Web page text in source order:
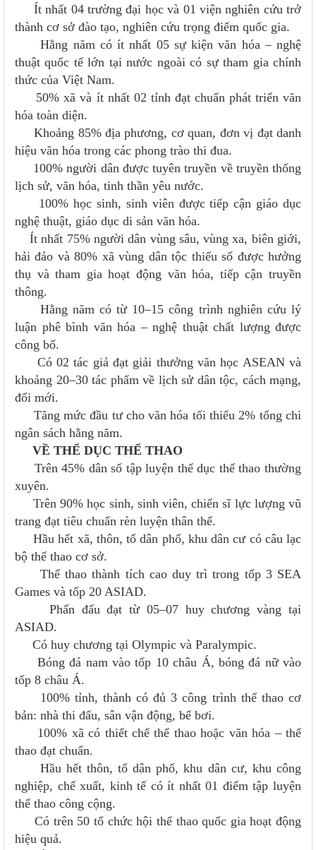
Ít nhất 04 trường đại học và 01 viện nghiên cứu trở
thành cơ sở đào tạo, nghiên cứu trọng điểm quốc gia.
Hằng năm có ít nhất 05 sự kiện văn hóa – nghệ
thuật quốc tế lớn tại nước ngoài có sự tham gia chính
thức của Việt Nam.
50% xã và ít nhất 02 tỉnh đạt chuẩn phát triển văn
hóa toàn diện.
Khoảng 85% địa phương, cơ quan, đơn vị đạt danh
hiệu văn hóa trong các phong trào thi đua.
100% người dân được tuyên truyền về truyền thống
lịch sử, văn hóa, tinh thần yêu nước.
100% học sinh, sinh viên được tiếp cận giáo dục
nghệ thuật, giáo dục di sản văn hóa.
Ít nhất 75% người dân vùng sâu, vùng xa, biên giới,
hải đảo và 80% xã vùng dân tộc thiểu số được hưởng
thụ và tham gia hoạt động văn hóa, tiếp cận truyền
thông.
Hằng năm có từ 10–15 công trình nghiên cứu lý
luận phê bình văn hóa – nghệ thuật chất lượng được
công bố.
Có 02 tác giả đạt giải thưởng văn học ASEAN và
khoảng 20–30 tác phẩm về lịch sử dân tộc, cách mạng,
đổi mới.
Tăng mức đầu tư cho văn hóa tối thiểu 2% tổng chi
ngân sách hằng năm.
VỀ THỂ DỤC THỂ THAO
Trên 45% dân số tập luyện thể dục thể thao thường
xuyên.
Trên 90% học sinh, sinh viên, chiến sĩ lực lượng vũ
trang đạt tiêu chuẩn rèn luyện thân thể.
Hầu hết xã, thôn, tổ dân phố, khu dân cư có câu lạc
bộ thể thao cơ sở.
Thể thao thành tích cao duy trì trong tốp 3 SEA
Games và tốp 20 ASIAD.
Phấn đấu đạt từ 05–07 huy chương vàng tại
ASIAD.
Có huy chương tại Olympic và Paralympic.
Bóng đá nam vào tốp 10 châu Á, bóng đá nữ vào
tốp 8 châu Á.
100% tỉnh, thành có đủ 3 công trình thể thao cơ
bản: nhà thi đấu, sân vận động, bể bơi.
100% xã có thiết chế thể thao hoặc văn hóa – thể
thao đạt chuẩn.
Hầu hết thôn, tổ dân phố, khu dân cư, khu công
nghiệp, chế xuất, kinh tế có ít nhất 01 điểm tập luyện
thể thao công cộng.
Có trên 50 tổ chức hội thể thao quốc gia hoạt động
hiệu quả.